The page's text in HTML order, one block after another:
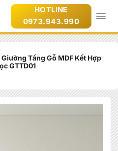
HOTLINE
0973.943.990
Giường Tầng Gỗ MDF Kết Hợp
GTTD01